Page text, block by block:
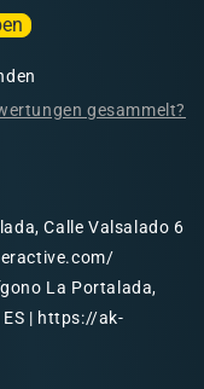
gesammelt?
Calle Valsalado 6
La Portalada,
| https://ak-